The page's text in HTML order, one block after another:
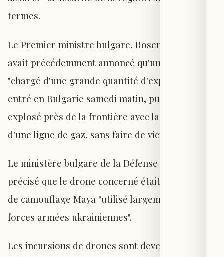
termes.
Le Premier ministre bulgare, Rosen Plevneliev,
avait précédemment annoncé qu'un drone
"chargé d'une grande quantité d'explosifs" était
entré en Bulgarie samedi matin, puis avait
explosé près de la frontière avec la Roumanie et
d'une ligne de gaz, sans faire de victimes.
Le ministère bulgare de la Défense a plus tard
précisé que le drone concerné était un modèle
de camouflage Maya "utilisé largement par les
forces armées ukrainiennes".
Les incursions de drones sont devenues